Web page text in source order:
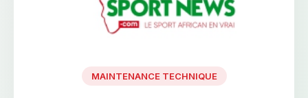
MAINTENANCE TECHNIQUE